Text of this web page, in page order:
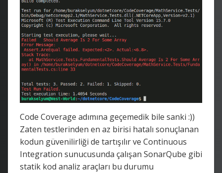
Code Coverage adımına geçemedik bile sanki :))
Zaten testlerinden en az birisi hatalı sonuçlanan
kodun güvenilirliği de tartışılır ve Continuous
Integration sunucusunda çalışan SonarQube gibi
statik kod analiz araçları bu durumu